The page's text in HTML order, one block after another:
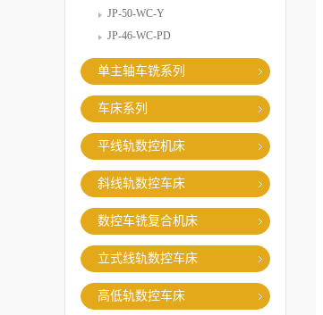
JP-50-WC-Y
JP-46-WC-PD
单主轴车铣系列
车床系列
平线轨数控机床
斜线轨数控车床
数控车铣复合机床
立式线轨数控车床
高低轨数控车床